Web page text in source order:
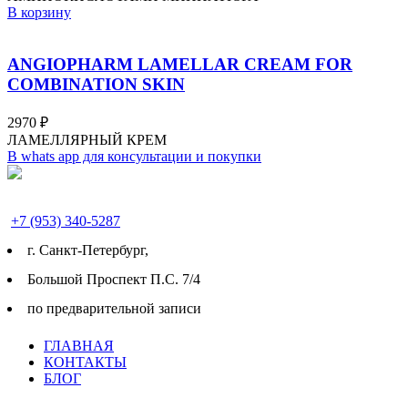
В корзину
ANGIOPHARM LAMELLAR CREAM FOR
COMBINATION SKIN
2970 ₽
ЛАМЕЛЛЯРНЫЙ КРЕМ
В whats app для консультации и покупки
+7 (953) 340-5287
г. Cанкт-Петербург,
Большой Проспект П.С. 7/4
по предварительной записи
ГЛАВНАЯ
КОНТАКТЫ
БЛОГ